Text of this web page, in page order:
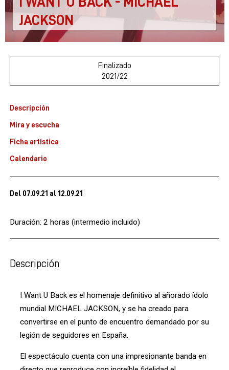
JACKSON
Finalizado
2021/22
Descripción
Mira y escucha
Ficha artística
Calendario
Del 07.09.21 al 12.09.21
Duración: 2 horas (intermedio incluido)
Descripción
I Want U Back es el homenaje definitivo al añorado ídolo
mundial MICHAEL JACKSON, y se ha creado para
convertirse en el punto de encuentro demandado por su
legión de seguidores en España.
El espectáculo cuenta con una impresionante banda en